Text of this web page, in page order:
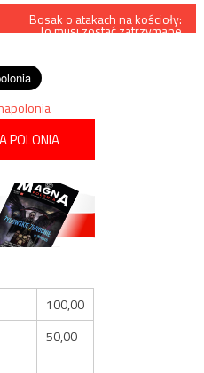
Bosak o atakach na kościoły:
To musi zostać zatrzymane
POLONIA
100,00
50,00